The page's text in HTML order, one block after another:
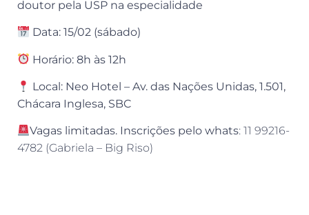
doutor pela USP na especialidade
Data: 15/02 (sábado)
Horário: 8h às 12h
Local: Neo Hotel – Av. das Nações Unidas, 1.501,
Chácara Inglesa, SBC
Vagas limitadas. Inscrições pelo whats: 11 99216-
4782 (Gabriela – Big Riso)